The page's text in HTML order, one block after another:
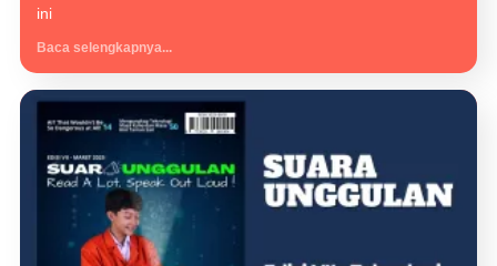
ini
Baca selengkapnya...